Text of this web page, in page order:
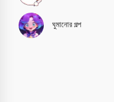
ঘুমানোর গল্প